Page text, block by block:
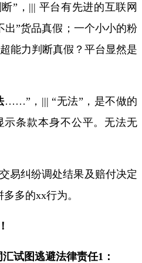
” ， ||| 平台有先进的互联网
出”货品真假；一个小小的粉
能力判断真假？平台显然是
……”， |||“无法”，是不做的
示条款本身不公平。无法无
易纠纷调处结果及赔付决定
多多的xx行为。
试图逃避法律责任1 ：